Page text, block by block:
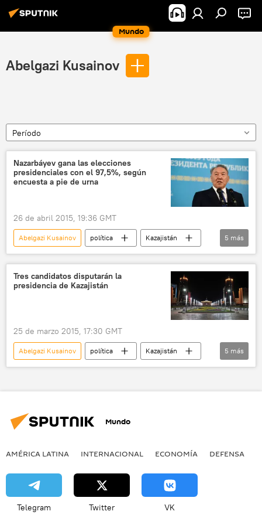
Mundo
Abelgazi Kusainov
Período
Nazarbáyev gana las elecciones
presidenciales con el 97,5%, según
encuesta a pie de urna
26 de abril 2015, 19:36 GMT
Abelgazi Kusainov política
Kazajistán
Nursultán Nazarbáyev
Turgún Sizdikov
Nur Otan (partido)
elecciones
noticias
5 más
Tres candidatos disputarán la
presidencia de Kazajistán
25 de marzo 2015, 17:30 GMT
Abelgazi Kusainov política
Kazajistán
Nursultán Nazarbáyev
Turgún Sizdikov
5 más
Mundo
AMÉRICA LATINA INTERNACIONAL ECONOMÍA DEFENSA
Telegram Twitter VK